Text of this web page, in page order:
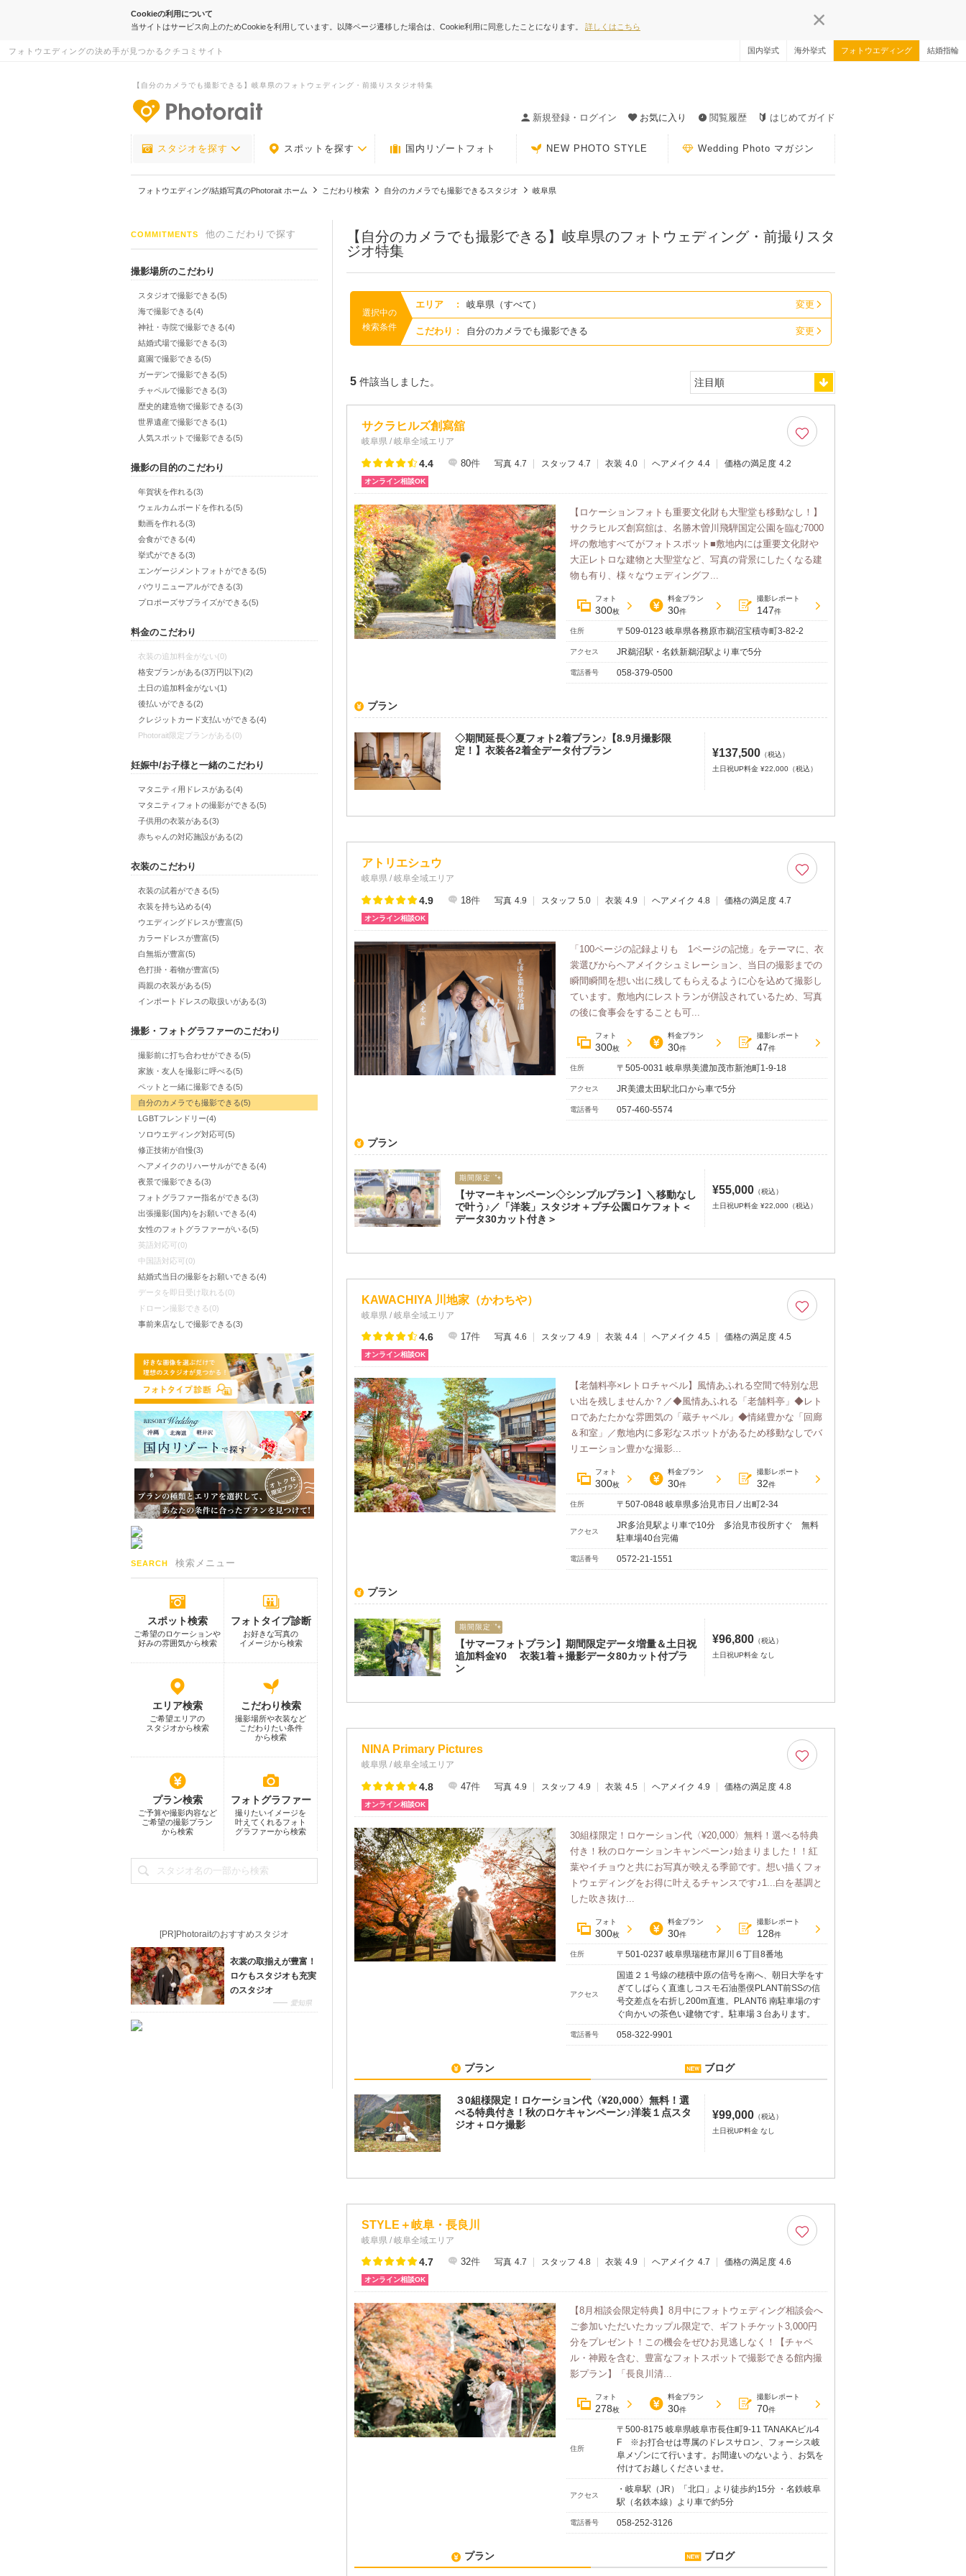
Cookieの利用について
当サイトはサービス向上のためCookieを利用しています。以降ページ遷移した場合は、Cookie利用に同意したことになります。 詳しくはこちら
フォトウエディングの決め手が見つかるクチコミサイト 国内挙式 海外挙式 フォトウエディング 結婚指輪
【自分のカメラでも撮影できる】岐阜県のフォトウェディング・前撮りスタジオ特集
新規登録・ログイン
お気に入り 閲覧履歴 はじめてガイド
スタジオを探す スポットを探す 国内リゾートフォト NEW PHOTO STYLE Wedding Photo マガジン
フォトウエディング/結婚写真のPhotorait ホーム こだわり検索 自分のカメラでも撮影できるスタジオ 岐阜県
COMMITMENTS 他のこだわりで探す
撮影場所のこだわり
スタジオで撮影できる(5)
海で撮影できる(4)
神社・寺院で撮影できる(4)
結婚式場で撮影できる(3)
庭園で撮影できる(5)
ガーデンで撮影できる(5)
チャペルで撮影できる(3)
歴史的建造物で撮影できる(3)
世界遺産で撮影できる(1)
人気スポットで撮影できる(5)
撮影の目的のこだわり
年賀状を作れる(3)
ウェルカムボードを作れる(5)
動画を作れる(3)
会食ができる(4)
挙式ができる(3)
エンゲージメントフォトができる(5)
バウリニューアルができる(3)
プロポーズサプライズができる(5)
料金のこだわり
衣装の追加料金がない(0)
格安プランがある(3万円以下)(2)
土日の追加料金がない(1)
後払いができる(2)
クレジットカード支払いができる(4)
Photorait限定プランがある(0)
妊娠中/お子様と一緒のこだわり
マタニティ用ドレスがある(4)
マタニティフォトの撮影ができる(5)
子供用の衣装がある(3)
赤ちゃんの対応施設がある(2)
衣装のこだわり
衣装の試着ができる(5)
衣装を持ち込める(4)
ウエディングドレスが豊富(5)
カラードレスが豊富(5)
白無垢が豊富(5)
色打掛・着物が豊富(5)
両親の衣装がある(5)
インポートドレスの取扱いがある(3)
撮影・フォトグラファーのこだわり
撮影前に打ち合わせができる(5)
家族・友人を撮影に呼べる(5)
ペットと一緒に撮影できる(5)
自分のカメラでも撮影できる(5)
LGBTフレンドリー(4)
ソロウエディング対応可(5)
修正技術が自慢(3)
ヘアメイクのリハーサルができる(4)
夜景で撮影できる(3)
フォトグラファー指名ができる(3)
出張撮影(国内)をお願いできる(4)
女性のフォトグラファーがいる(5)
英語対応可(0)
中国語対応可(0)
結婚式当日の撮影をお願いできる(4)
データを即日受け取れる(0)
ドローン撮影できる(0)
事前来店なしで撮影できる(3)
SEARCH 検索メニュー
スポット検索
ご希望のロケーションや
好みの雰囲気から検索
フォトタイプ診断
お好きな写真の
イメージから検索
エリア検索
ご希望エリアの
スタジオから検索
こだわり検索
撮影場所や衣装など
こだわりたい条件
から検索
プラン検索
ご予算や撮影内容など
ご希望の撮影プラン
から検索
フォトグラファー
撮りたいイメージを
叶えてくれるフォト
グラファーから検索
[PR]Photoraitのおすすめスタジオ
衣裳の取揃えが豊富！
ロケもスタジオも充実
のスタジオ
愛知県
【自分のカメラでも撮影できる】岐阜県のフォトウェディング・前撮りスタ
ジオ特集
選択中の
検索条件
エリア : 岐阜県（すべて） 変更
こだわり : 自分のカメラでも撮影できる 変更
5 件該当しました。
サクラヒルズ創寫舘
岐阜県 / 岐阜全域エリア
4.4 80件 写真 4.7 スタッフ 4.7 衣装 4.0 ヘアメイク 4.4 価格の満足度 4.2
オンライン相談OK
【ロケーションフォトも重要文化財も大聖堂も移動なし！】
サクラヒルズ創寫舘は、名勝木曽川飛騨国定公園を臨む7000
坪の敷地すべてがフォトスポット■敷地内には重要文化財や
大正レトロな建物と大聖堂など、写真の背景にしたくなる建
物も有り、様々なウェディングフ...
フォト
300枚
料金プラン
30件
撮影レポート
147件
住所 〒509-0123 岐阜県各務原市鵜沼宝積寺町3-82-2
アクセス JR鵜沼駅・名鉄新鵜沼駅より車で5分
電話番号 058-379-0500
プラン
◇期間延長◇夏フォト2着プラン♪【8.9月撮影限
定！】衣装各2着全データ付プラン
¥137,500 （税込）
土日祝UP料金 ¥22,000（税込）
アトリエシュウ
岐阜県 / 岐阜全域エリア
4.9 18件 写真 4.9 スタッフ 5.0 衣装 4.9 ヘアメイク 4.8 価格の満足度 4.7
オンライン相談OK
「100ページの記録よりも 1ページの記憶」をテーマに、衣
裳選びからヘアメイクシュミレーション、当日の撮影までの
瞬間瞬間を想い出に残してもらえるように心を込めて撮影し
ています。敷地内にレストランが併設されているため、写真
の後に食事会をすることも可...
フォト
300枚
料金プラン
30件
撮影レポート
47件
住所 〒505-0031 岐阜県美濃加茂市新池町1-9-18
アクセス JR美濃太田駅北口から車で5分
電話番号 057-460-5574
プラン
期間限定
【サマーキャンペーン◇シンプルプラン】＼移動なし
で叶う♪／「洋装」スタジオ＋プチ公園ロケフォト＜
データ30カット付き＞
¥55,000 （税込）
土日祝UP料金 ¥22,000（税込）
KAWACHIYA 川地家（かわちや）
岐阜県 / 岐阜全域エリア
4.6 17件 写真 4.6 スタッフ 4.9 衣装 4.4 ヘアメイク 4.5 価格の満足度 4.5
オンライン相談OK
【老舗料亭×レトロチャペル】風情あふれる空間で特別な思
い出を残しませんか？／◆風情あふれる「老舗料亭」◆レト
ロであたたかな雰囲気の「蔵チャペル」◆情緒豊かな「回廊
＆和室」／敷地内に多彩なスポットがあるため移動なしでバ
リエーション豊かな撮影...
フォト
300枚
料金プラン
30件
撮影レポート
32件
住所 〒507-0848 岐阜県多治見市日ノ出町2-34
アクセス
JR多治見駅より車で10分 多治見市役所すぐ 無料
駐車場40台完備
電話番号 0572-21-1551
プラン
期間限定
【サマーフォトプラン】期間限定データ増量＆土日祝
追加料金¥0 衣装1着＋撮影データ80カット付プラ
ン
¥96,800 （税込）
土日祝UP料金 なし
NINA Primary Pictures
岐阜県 / 岐阜全域エリア
4.8 47件 写真 4.9 スタッフ 4.9 衣装 4.5 ヘアメイク 4.9 価格の満足度 4.8
オンライン相談OK
30組様限定！ロケーション代〈¥20,000〉無料！選べる特典
付き！秋のロケーションキャンペーン♪始まりました！！紅
葉やイチョウと共にお写真が映える季節です。想い描くフォ
トウェディングをお得に叶えるチャンスです♪1...白を基調と
した吹き抜け...
フォト
300枚
料金プラン
30件
撮影レポート
128件
住所 〒501-0237 岐阜県瑞穂市犀川６丁目8番地
アクセス
国道２１号線の穂積中原の信号を南へ、朝日大学をす
ぎてしばらく直進しコスモ石油墨俣PLANT前SSの信
号交差点を右折し200m直進。PLANT6 南駐車場のす
ぐ向かいの茶色い建物です。駐車場３台あります。
電話番号 058-322-9901
プラン ブログ
３0組様限定！ロケーション代〈¥20,000〉無料！選
べる特典付き！秋のロケキャンペーン♪洋装１点スタ
ジオ＋ロケ撮影
¥99,000 （税込）
土日祝UP料金 なし
STYLE＋岐阜・長良川
岐阜県 / 岐阜全域エリア
4.7 32件 写真 4.7 スタッフ 4.8 衣装 4.9 ヘアメイク 4.7 価格の満足度 4.6
オンライン相談OK
【8月相談会限定特典】8月中にフォトウェディング相談会へ
ご参加いただいたカップル限定で、ギフトチケット3,000円
分をプレゼント！この機会をぜひお見逃しなく！【チャペ
ル・神殿を含む、豊富なフォトスポットで撮影できる館内撮
影プラン】「長良川清...
フォト
278枚
料金プラン
30件
撮影レポート
70件
住所
〒500-8175 岐阜県岐阜市長住町9-11 TANAKAビル4
F ※お打合せは専属のドレスサロン、フォーシス岐
阜メゾンにて行います。お間違いのないよう、お気を
付けてお越しくださいませ。
アクセス
・岐阜駅（JR）「北口」より徒歩約15分 ・名鉄岐阜
駅（名鉄本線）より車で約5分
電話番号 058-252-3126
プラン ブログ